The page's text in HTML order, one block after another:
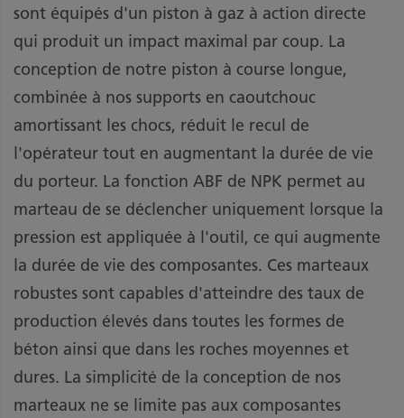
sont équipés d'un piston à gaz à action directe
qui produit un impact maximal par coup. La
conception de notre piston à course longue,
combinée à nos supports en caoutchouc
amortissant les chocs, réduit le recul de
l'opérateur tout en augmentant la durée de vie
du porteur. La fonction ABF de NPK permet au
marteau de se déclencher uniquement lorsque la
pression est appliquée à l'outil, ce qui augmente
la durée de vie des composantes. Ces marteaux
robustes sont capables d'atteindre des taux de
production élevés dans toutes les formes de
béton ainsi que dans les roches moyennes et
dures. La simplicité de la conception de nos
marteaux ne se limite pas aux composantes